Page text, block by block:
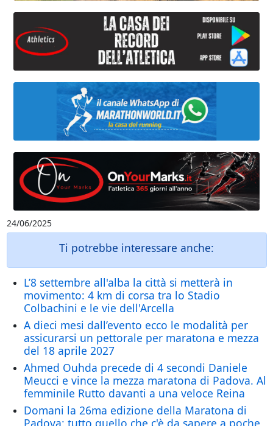
24/06/2025
Ti potrebbe interessare anche:
L’8 settembre all'alba la città si metterà in
movimento: 4 km di corsa tra lo Stadio
Colbachini e le vie dell'Arcella
A dieci mesi dall’evento ecco le modalità per
assicurarsi un pettorale per maratona e mezza
del 18 aprile 2027
Ahmed Ouhda precede di 4 secondi Daniele
Meucci e vince la mezza maratona di Padova. Al
femminile Rutto davanti a una veloce Reina
Domani la 26ma edizione della Maratona di